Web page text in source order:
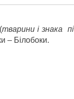
тварини i знака
– Білобоки.